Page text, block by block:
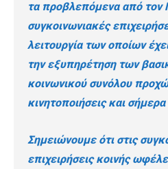
τα προβλεπόμενα από τον
συγκοινωνιακές
λειτουργία των οποίων
την εξυπηρέτηση των
κοινωνικού συνόλου
κινητοποιήσεις και
Σημειώνουμε ότι στις
επιχειρήσεις κοινής